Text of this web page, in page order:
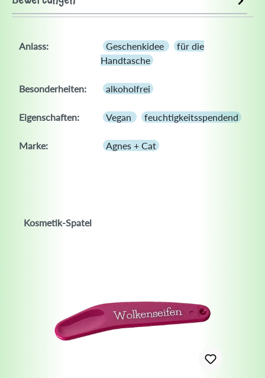
Anlass: Geschenkidee
für die
Handtasche
Besonderheiten: alkoholfrei
Eigenschaften: Vegan feuchtigkeitsspendend
Marke: Agnes + Cat
Kosmetik-Spatel